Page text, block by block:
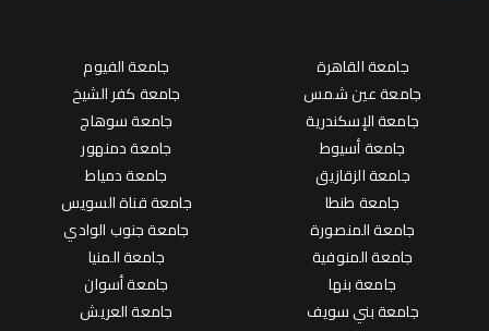
جامعة القاهرة
جامعة عين شمس
جامعة الإسكندرية
جامعة أسيوط
جامعة الزقازيق
جامعة طنطا
جامعة المنصورة
جامعة المنوفية
جامعة بنها
جامعة بني سويف
جامعة الفيوم
جامعة كفر الشيخ
جامعة سوهاج
جامعة دمنهور
جامعة دمياط
جامعة قناة السويس
جامعة جنوب الوادي
جامعة المنيا
جامعة أسوان
جامعة العريش